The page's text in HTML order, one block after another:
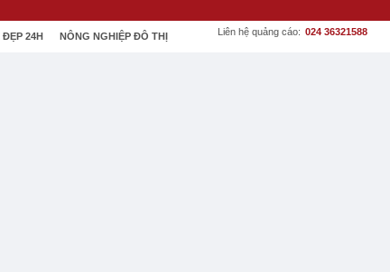
ĐẸP 24H NÔNG NGHIỆP ĐÔ THỊ Liên hệ quảng cáo: 024 36321588